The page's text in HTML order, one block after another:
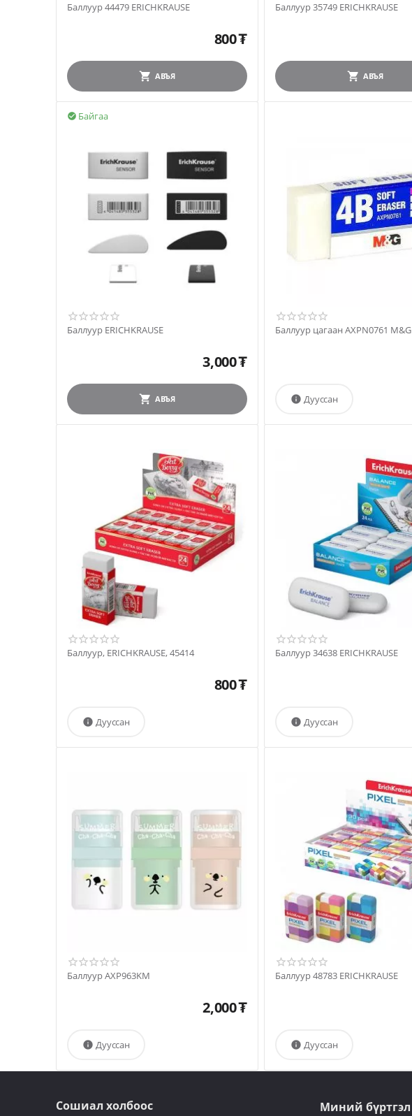
Баллуур 44479 ERICHKRAUSE
800₮
АВЪЯ
Баллуур 35749 ERICHKRAUSE
АВЪЯ
Байгаа

Баллуур ERICHKRAUSE
3,000₮
АВЪЯ
Баллуур цагаан AXPN0761 M&G
Дууссан

Баллуур, ERICHKRAUSE, 45414
800₮
Дууссан

Баллуур 34638 ERICHKRAUSE
Дууссан

Баллуур AXP963KM
2,000₮
Дууссан

Баллуур 48783 ERICHKRAUSE
Дууссан

Сошиал холбоос Миний бүртгэл